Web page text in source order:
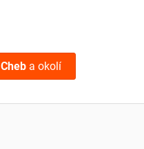
Cheba okolí